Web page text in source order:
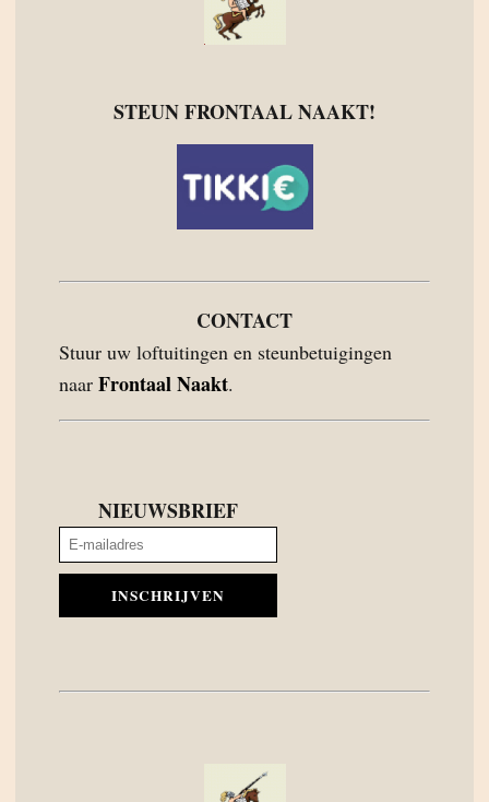
STEUN FRONTAAL NAAKT!
CONTACT
Stuur uw loftuitingen en steunbetuigingen
naar Frontaal Naakt.
NIEUWSBRIEF
INSCHRIJVEN